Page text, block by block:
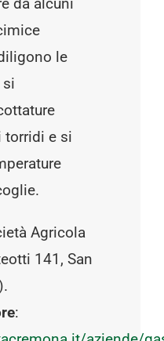
da alcuni
le
si
torridi e si
Agricola
141, San
: